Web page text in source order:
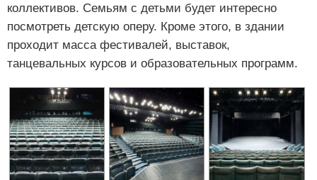
коллективов. Семьям с детьми будет интересно
посмотреть детскую оперу. Кроме этого, в здании
проходит масса фестивалей, выставок,
танцевальных курсов и образовательных программ.